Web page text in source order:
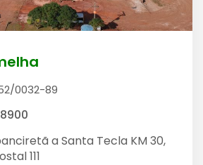
0032-89
a Santa Tecla KM 30,
111